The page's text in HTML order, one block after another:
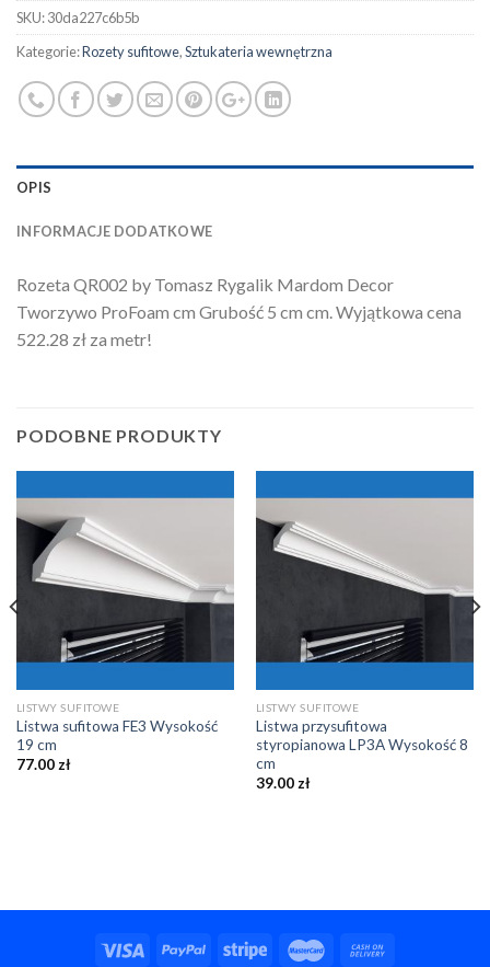
SKU:30da227c6b5b
Kategorie:Rozety sufitowe,Sztukateria wewnętrzna
OPIS
INFORMACJE DODATKOWE
Rozeta QR002 by Tomasz Rygalik Mardom Decor
Tworzywo ProFoam cm Grubość 5 cm cm. Wyjątkowa cena
522.28 zł za metr!
PODOBNE PRODUKTY
LISTWY SUFITOWE
Listwa sufitowa FE3 Wysokość
19 cm
77.00zł
LISTWY SUFITOWE
Listwa przysufitowa
styropianowa LP3A Wysokość 8
cm
39.00zł